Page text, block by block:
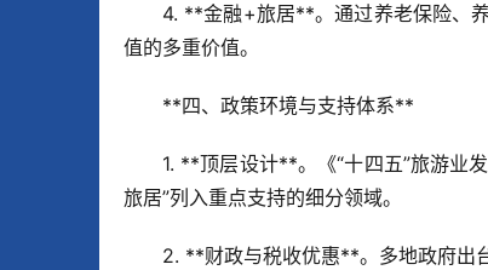
4. **金融+旅居**。通过养老保险、
值的多重价值。
**四、政策环境与支持体系**
1. **顶层设计**。《“十四五”旅游业
旅居”列入重点支持的细分领域。
2. **财政与税收优惠**。多地政府出